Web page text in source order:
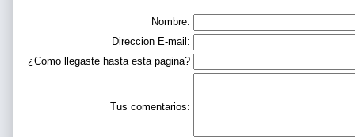
Nombre:
Direccion E-mail:
¿Como llegaste hasta esta pagina?
Tus comentarios: